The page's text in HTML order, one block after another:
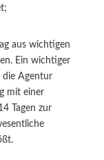
aus wichtigen
Ein wichtiger
die Agentur
mit einer
Tagen zur